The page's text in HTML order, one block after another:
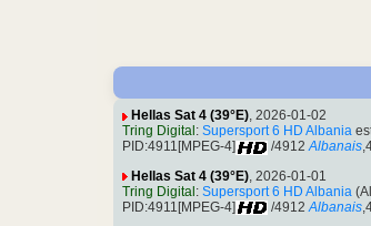
Hellas Sat 4 (39°E), 2026-01-02
Tring Digital : Supersport 6 HD Albania
PID:4911[MPEG-4]
/4912 Albanais
Hellas Sat 4 (39°E) , 2026-01-01
Tring Digital: Supersport 6 HD Albania
PID:4911[MPEG-4]
/4912 Albanais